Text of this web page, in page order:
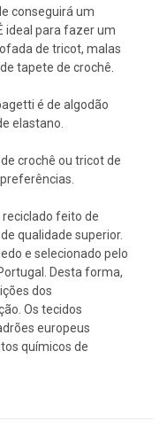
conseguirá um
ideal para fazer um
de tricot, malas
tapete de crochê.
é de algodão
elastano.
crochê ou tricot de
feito de
qualidade superior.
e selecionado pelo
Desta forma,
dos
Os tecidos
europeus
químicos de